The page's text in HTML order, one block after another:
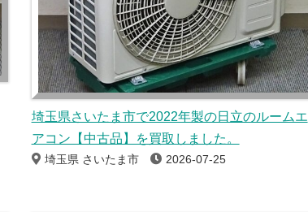
埼玉県さいたま市で2022年製の日立のルームエ
アコン【中古品】を買取しました。
埼玉県 さいたま市 2026-07-25